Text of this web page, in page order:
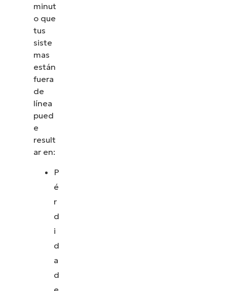
minut
o que
tus
siste
mas
están
fuera
de
línea
pued
e
result
ar en:
P
é
r
d
i
d
a
d